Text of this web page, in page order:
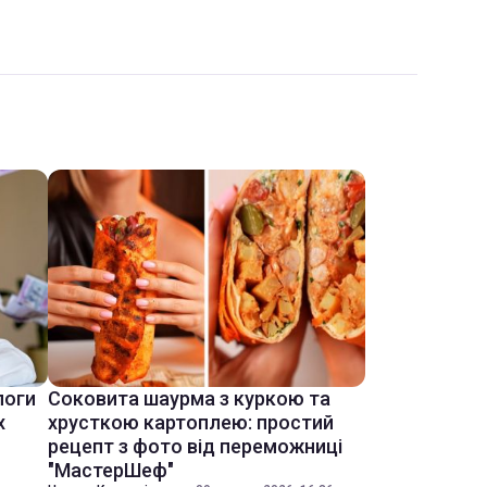
Соковита шаурма з куркою та
хрусткою картоплею: простий
рецепт з фото від переможниці
"МастерШеф"